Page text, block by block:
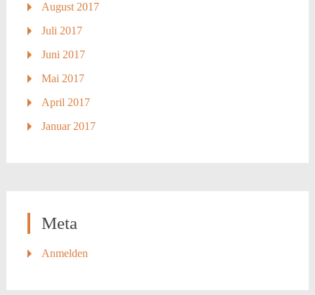
August 2017
Juli 2017
Juni 2017
Mai 2017
April 2017
Januar 2017
Meta
Anmelden